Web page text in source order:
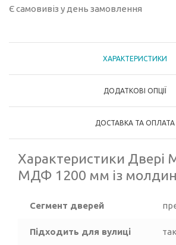
Є самовивіз у день замовлення
ХАРАКТЕРИСТИКИ
ДОДАТКОВІ ОПЦІЇ
ДОСТАВКА ТА ОПЛАТА
Характеристики Двері
МДФ 1200 мм із
Сегмент дверей
Підходить для вулиці так